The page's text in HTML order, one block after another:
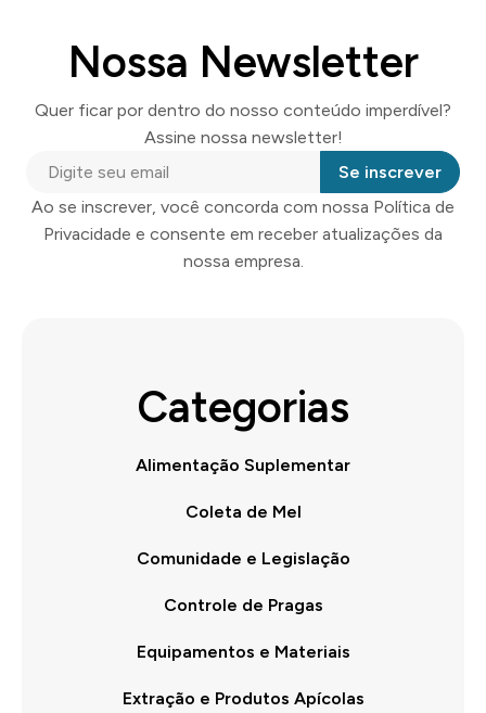
Nossa Newsletter
Quer ficar por dentro do nosso conteúdo imperdível?
Assine nossa newsletter!
Se inscrever
Ao se inscrever, você concorda com nossa Política de
Privacidade e consente em receber atualizações da
nossa empresa.
Categorias
Alimentação Suplementar
Coleta de Mel
Comunidade e Legislação
Controle de Pragas
Equipamentos e Materiais
Extração e Produtos Apícolas